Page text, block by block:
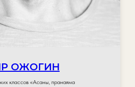
ОЖОГИН
классов «Асаны, пранаяма